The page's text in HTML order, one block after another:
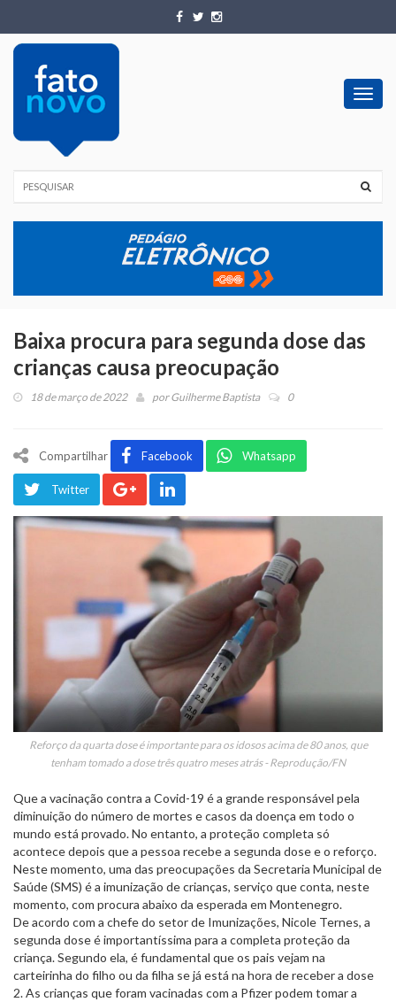
Baixa procura para segunda dose das
crianças causa preocupação
18 de março de 2022 porGuilherme Baptista 0
Compartilhar Facebook Whatsapp
Twitter
Reforço da quarta dose é importante para os idosos acima de 80 anos, que
tenham tomado a dose três quatro meses atrás - Reprodução/FN
Que a vacinação contra a Covid-19 é a grande responsável pela
diminuição do número de mortes e casos da doença em todo o
mundo está provado. No entanto, a proteção completa só
acontece depois que a pessoa recebe a segunda dose e o reforço.
Neste momento, uma das preocupações da Secretaria Municipal de
Saúde (SMS) é a imunização de crianças, serviço que conta, neste
momento, com procura abaixo da esperada em Montenegro.
De acordo com a chefe do setor de Imunizações, Nicole Ternes, a
segunda dose é importantíssima para a completa proteção da
criança. Segundo ela, é fundamental que os pais vejam na
carteirinha do filho ou da filha se já está na hora de receber a dose
2. As crianças que foram vacinadas com a Pfizer podem tomar a